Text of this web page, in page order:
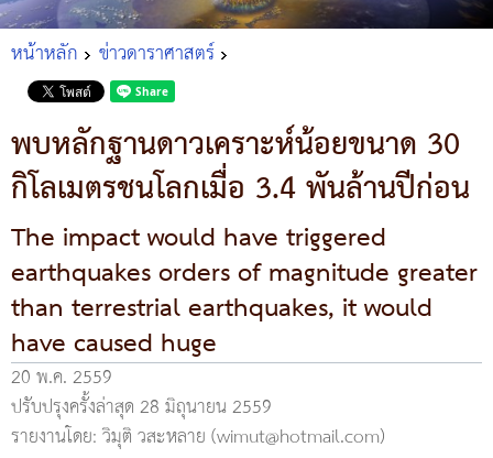
หน้าหลัก ข่าวดาราศาสตร์
พบหลักฐานดาวเคราะห์น้อยขนาด 30
กิโลเมตรชนโลกเมื่อ 3.4 พันล้านปีก่อน
The impact would have triggered
earthquakes orders of magnitude greater
than terrestrial earthquakes, it would
have caused huge
20 พ.ค. 2559
ปรับปรุงครั้งล่าสุด 28 มิถุนายน 2559
รายงานโดย: วิมุติ วสะหลาย (wimut@hotmail.com)